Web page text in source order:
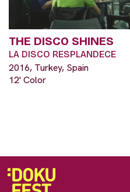
THE DISCO SHINES
LA DISCO RESPLANDECE
2016, Turkey, Spain
12' Color